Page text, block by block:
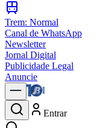
Trem: Normal
Canal de WhatsApp
Newsletter
Jornal Digital
Publicidade Legal
Anuncie
Entrar